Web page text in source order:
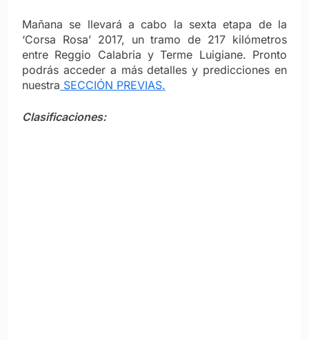
Mañana se llevará a cabo la sexta etapa de la
‘Corsa Rosa’ 2017, un tramo de 217 kilómetros
entre Reggio Calabria y Terme Luigiane. Pronto
podrás acceder a más detalles y predicciones en
nuestra SECCIÓN PREVIAS.
Clasificaciones: